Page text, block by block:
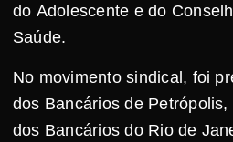
do Adolescente e do
Saúde.
No movimento sindical, foi
dos Bancários de
dos Bancários do Rio de